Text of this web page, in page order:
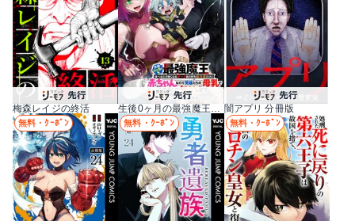
梅森レイジの終活 生後0ヶ月の最強魔王 食べるだけ強くなるチート能力持ち転生者だけど赤ちゃんなので英雄たちの母乳で成長して無双します 闇アプリ 分冊版
無料・ｸｰﾎﾟﾝ 無料・ｸｰﾎﾟﾝ 無料・ｸｰﾎﾟﾝ